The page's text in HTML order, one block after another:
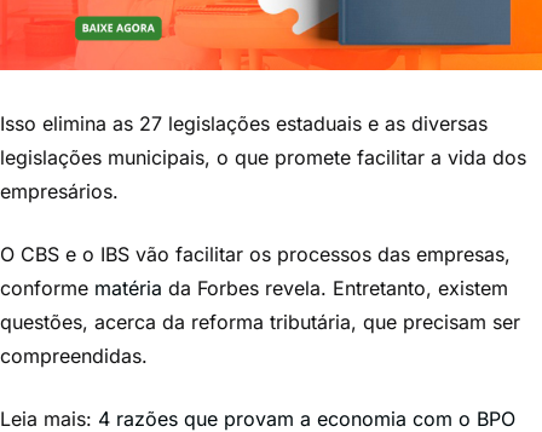
Isso elimina as 27 legislações estaduais e as diversas
legislações municipais, o que promete facilitar a vida dos
empresários.
O CBS e o IBS vão facilitar os processos das empresas,
conforme matéria da Forbes revela. Entretanto, existem
questões, acerca da reforma tributária, que precisam ser
compreendidas.
Leia mais: 4 razões que provam a economia com o BPO